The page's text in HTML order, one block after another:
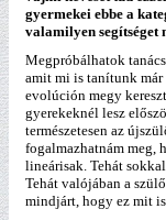
gyermekei ebbe a
valamilyen segítséget
Megpróbálhatok
amit mi is tanítunk
evolúción megy
gyerekeknél lesz
természetesen az
fogalmazhatnám meg,
lineárisak. Tehát
Tehát valójában a
mindjárt, hogy ez mit